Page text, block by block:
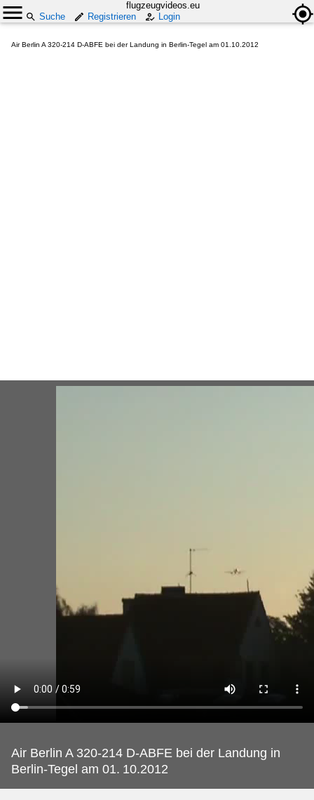
flugzeugvideos.eu
Suche
Registrieren Login
Air Berlin A 320-214 D-ABFE bei der Landung in Berlin-Tegel am 01.10.2012
Air Berlin A 320-214 D-ABFE bei der Landung in
Berlin-Tegel am 01. 10.2012